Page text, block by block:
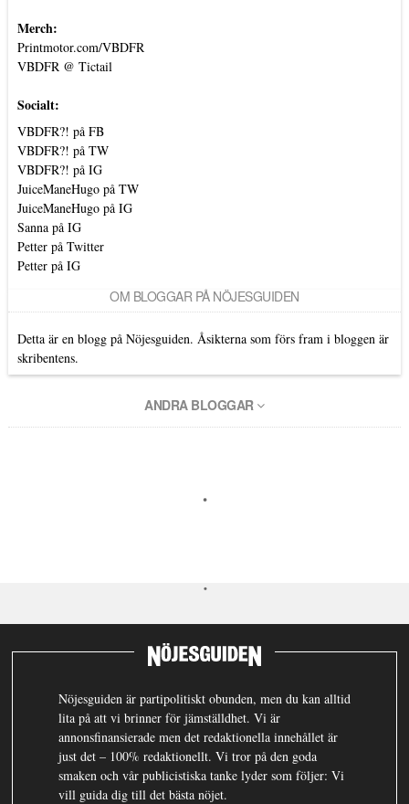
Merch:
Printmotor.com/VBDFR
VBDFR @ Tictail
Socialt:
VBDFR?! på FB
VBDFR?! på TW
VBDFR?! på IG
JuiceManeHugo på TW
JuiceManeHugo på IG
Sanna på IG
Petter på Twitter
Petter på IG
OM BLOGGAR PÅ NÖJESGUIDEN
Detta är en blogg på Nöjesguiden. Åsikterna som förs fram i bloggen är
skribentens.
ANDRA BLOGGAR
Nöjesguiden är partipolitiskt obunden, men du kan alltid
lita på att vi brinner för jämställdhet. Vi är
annonsfinansierade men det redaktionella innehållet är
just det – 100% redaktionellt. Vi tror på den goda
smaken och vår publicistiska tanke lyder som följer: Vi
vill guida dig till det bästa nöjet.